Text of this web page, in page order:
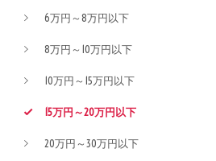
6万円～8万円以下
8万円～10万円以下
10万円～15万円以下
15万円～20万円以下
20万円～30万円以下